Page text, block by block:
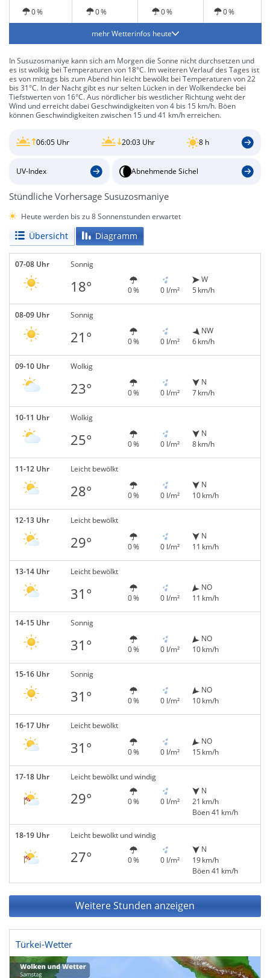
0 % 0 % 0 % 0 %
mehr Wetterinfos heute
In Susuzosmaniye kann sich am Morgen die Sonne nicht durchsetzen und
es ist wolkig bei Temperaturen von 18°C. Im weiteren Verlauf des Tages ist
es von mittags bis zum Abend hin leicht bewölkt bei Temperaturen von 22
bis 31°C. In der Nacht gibt es nur selten Lücken in der Wolkendecke bei
Tiefstwerten von 16°C. Aus nördlicher bis westlicher Richtung weht der
Wind und erreicht dabei Geschwindigkeiten von 4 bis 15 km/h. Böen
können Geschwindigkeiten zwischen 15 und 41 km/h erreichen.
06:05 Uhr 20:03 Uhr 8 h
UV-Index Abnehmende Sichel
Stündliche Vorhersage Susuzosmaniye
Heute werden bis zu 8 Sonnenstunden erwartet
Übersicht Diagramm
07-08 Uhr Sonnig
18° 0 % 0 l/m²
W
5 km/h
08-09 Uhr Sonnig
21° 0 % 0 l/m²
NW
6 km/h
09-10 Uhr Wolkig
23° 0 % 0 l/m²
N
7 km/h
10-11 Uhr Wolkig
25° 0 % 0 l/m²
N
8 km/h
11-12 Uhr Leicht bewölkt
28° 0 % 0 l/m²
N
10 km/h
12-13 Uhr Leicht bewölkt
29° 0 % 0 l/m²
N
11 km/h
13-14 Uhr Leicht bewölkt
31° 0 % 0 l/m²
NO
11 km/h
14-15 Uhr Sonnig
31° 0 % 0 l/m²
NO
10 km/h
15-16 Uhr Sonnig
31° 0 % 0 l/m²
NO
10 km/h
16-17 Uhr Leicht bewölkt
31° 0 % 0 l/m²
NO
15 km/h
17-18 Uhr Leicht bewölkt und windig
29° 0 % 0 l/m²
N
21 km/h
Böen 41 km/h
18-19 Uhr Leicht bewölkt und windig
27° 0 % 0 l/m²
N
19 km/h
Böen 41 km/h
Weitere Stunden anzeigen
Türkei-Wetter